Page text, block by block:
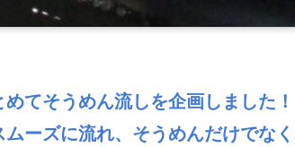
てそうめん流しを企画しました！
ーズに流れ、そうめんだけでなく